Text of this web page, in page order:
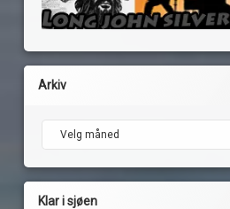
Arkiv
Klar i sjøen